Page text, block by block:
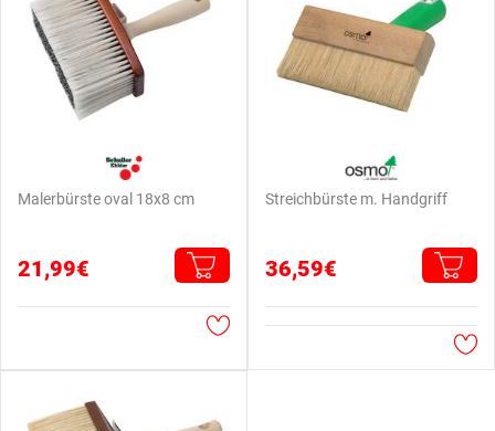
Malerbürste oval 18x8 cm
21,99€
Streichbürste m. Handgriff
36,59€